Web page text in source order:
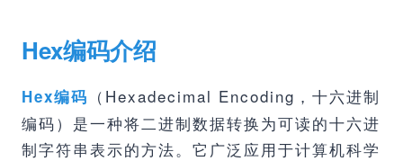
Hex编码介绍
Hex编码 （Hexadecimal Encoding，十六进制
编码）是一种将二进制数据转换为可读的十六进
制字符串表示的方法。它广泛应用于计算机科学